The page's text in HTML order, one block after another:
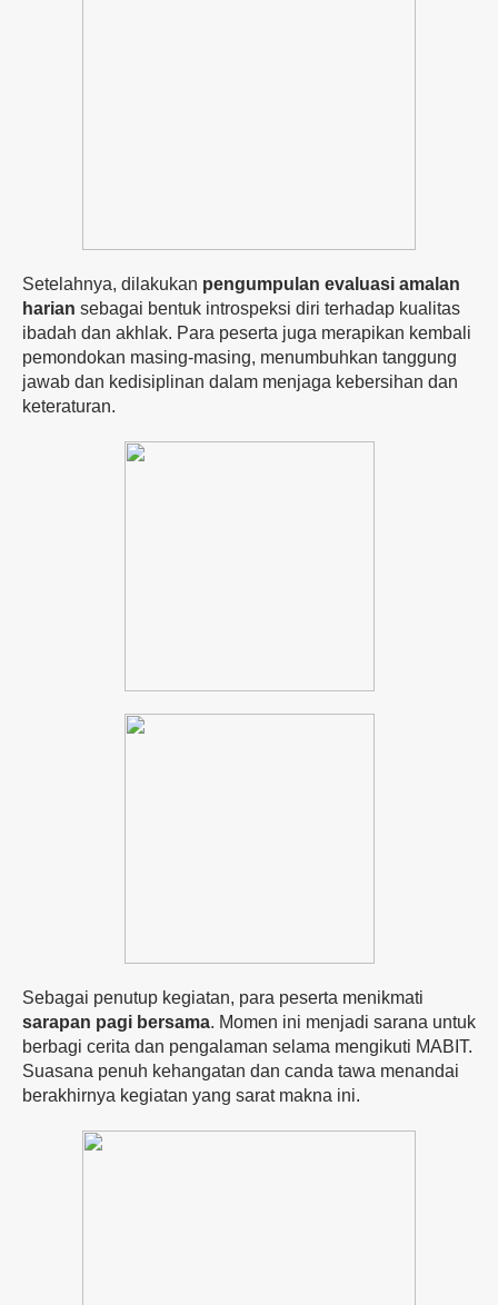
Setelahnya, dilakukan pengumpulan evaluasi amalan
harian sebagai bentuk introspeksi diri terhadap kualitas
ibadah dan akhlak. Para peserta juga merapikan kembali
pemondokan masing-masing, menumbuhkan tanggung
jawab dan kedisiplinan dalam menjaga kebersihan dan
keteraturan.
Sebagai penutup kegiatan, para peserta menikmati
sarapan pagi bersama. Momen ini menjadi sarana untuk
berbagi cerita dan pengalaman selama mengikuti MABIT.
Suasana penuh kehangatan dan canda tawa menandai
berakhirnya kegiatan yang sarat makna ini.